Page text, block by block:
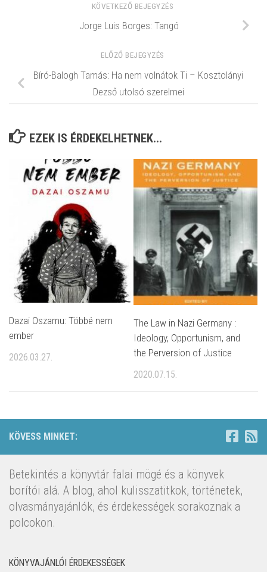
KÖVETKEZŐ BEJEGYZÉS
Jorge Luis Borges: Tangó
ELŐZŐ BEJEGYZÉS
Bíró-Balogh Tamás: Ha nem volnátok Ti – Kosztolányi
Dezső utolsó szerelmei
EZEK IS ÉRDEKELHETNEK...
Dazai Oszamu: Többé nem
ember
2026.03.27.
The Law in Nazi Germany :
Ideology, Opportunism, and
the Perversion of Justice
2020.07.15.
KÖVESS MINKET:
Betekintés a könyvtár falai mögé és a könyvek
borítói alá. A blog, ahol kulisszatitkok, történetek,
olvasmányajánlók, és érdekességek sorakoznak a
polcokon.
KÖNYVAJÁNLÓI ÉRDEKESSÉGEK